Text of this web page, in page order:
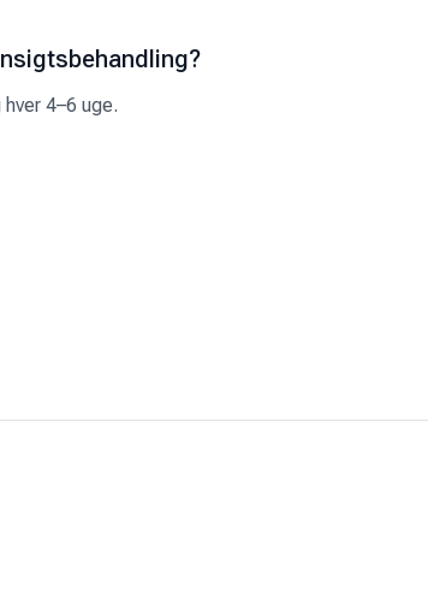
4–6 uge.